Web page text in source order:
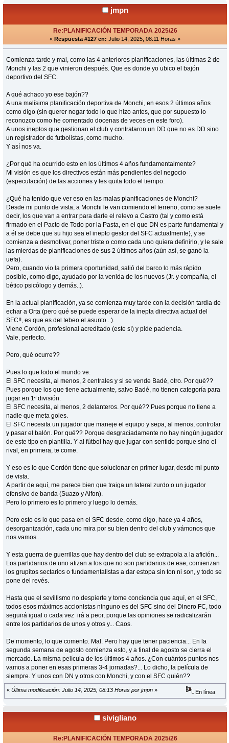
jmpn
Re:PLANIFICACIÓN TEMPORADA 2025/26
« Respuesta #127 en: Julio 14, 2025, 08:11 Horas »
Comienza tarde y mal, como las 4 anteriores planificaciones, las últimas 2 de
Monchi y las 2 que vinieron después. Que es donde yo ubico el bajón
deportivo del SFC.
A qué achaco yo ese bajón??
A una malísima planificación deportiva de Monchi, en esos 2 últimos años
como digo (sin querer negar todo lo que hizo antes, que por supuesto lo
reconozco como he comentado docenas de veces en este foro).
A unos ineptos que gestionan el club y contrataron un DD que no es DD sino
un registrador de futbolistas, como mucho.
Y así nos va.
¿Por qué ha ocurrido esto en los últimos 4 años fundamentalmente?
Mi visión es que los directivos están más pendientes del negocio
(especulación) de las acciones y les quita todo el tiempo.
¿Qué ha tenido que ver eso en las malas planificaciones de Monchi?
Desde mi punto de vista, a Monchi le van comiendo el terreno, como se suele
decir, los que van a entrar para darle el relevo a Castro (tal y como está
firmado en el Pacto de Todo por la Pasta, en el que DN es parte fundamental y
a él se debe que su hijo sea el inepto gestor del SFC actualmente), y se
comienza a desmotivar, poner triste o como cada uno quiera definirlo, y le sale
las mierdas de planificaciones de sus 2 últimos años (aún así, se ganó la
uefa).
Pero, cuando vio la primera oportunidad, salió del barco lo más rápido
posible, como digo, ayudado por la venida de los nuevos (Jr. y compañía, el
bético psicólogo y demás..).
En la actual planificación, ya se comienza muy tarde con la decisión tardía de
echar a Orta (pero qué se puede esperar de la inepta directiva actual del
SFC!!, es que es del tebeo el asunto...).
Viene Cordón, profesional acreditado (este sí) y pide paciencia.
Vale, perfecto.
Pero, qué ocurre??
Pues lo que todo el mundo ve.
El SFC necesita, al menos, 2 centrales y si se vende Badé, otro. Por qué??
Pues porque los que tiene actualmente, salvo Badé, no tienen categoría para
jugar en 1ª división.
El SFC necesita, al menos, 2 delanteros. Por qué?? Pues porque no tiene a
nadie que meta goles.
El SFC necesita un jugador que maneje el equipo y sepa, al menos, controlar
y pasar el balón. Por qué?? Porque desgraciadamente no hay ningún jugador
de este tipo en plantilla. Y al fútbol hay que jugar con sentido porque sino el
rival, en primera, te come.
Y eso es lo que Cordón tiene que solucionar en primer lugar, desde mi punto
de vista.
A partir de aquí, me parece bien que traiga un lateral zurdo o un jugador
ofensivo de banda (Suazo y Alfon).
Pero lo primero es lo primero y luego lo demás.
Pero esto es lo que pasa en el SFC desde, como digo, hace ya 4 años,
desorganización, cada uno mira por su bien dentro del club y vámonos que
nos vamos...
Y esta guerra de guerrillas que hay dentro del club se extrapola a la afición...
Los partidarios de uno atizan a los que no son partidarios de ese, comienzan
los grupitos sectarios o fundamentalistas a dar estopa sin ton ni son, y todo se
pone del revés.
Hasta que el sevillismo no despierte y tome conciencia que aquí, en el SFC,
todos esos máximos accionistas ninguno es del SFC sino del Dinero FC, todo
seguirá igual o cada vez irá a peor, porque las opiniones se radicalizarán
entre los partidarios de unos y otros y... Caos.
De momento, lo que comento. Mal. Pero hay que tener paciencia... En la
segunda semana de agosto comienza esto, y a final de agosto se cierra el
mercado. La misma película de los últimos 4 años. ¿Con cuántos puntos nos
vamos a poner en esas primeras 3-4 jornadas?... Lo dicho, la película de
siempre. Y unos con DN y otros con Monchi, y con el SFC quién??
« Última modificación: Julio 14, 2025, 08:13 Horas por jmpn » En línea
sivigliano
Re:PLANIFICACIÓN TEMPORADA 2025/26